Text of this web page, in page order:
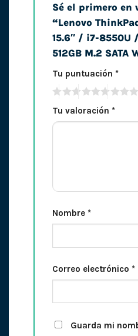
Sé el primero en
“Lenovo
15.6″ / i7-8550U /
512GB M.2 SATA
Tu puntuación *
Tu valoración *
Nombre *
Correo electrónico *
Guarda mi